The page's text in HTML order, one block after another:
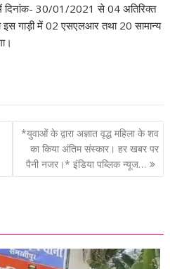
में दिनांक- 30/01/2021 से 04 अतिरिक्त
इस गाड़ी में 02 एसएलआर तथा 20 सामान्य
*युवाओं के द्वारा अज्ञात वृद्ध महिला के शव
का किया अंतिम संस्कार। हर खबर पर
पैनी नजर।* इंडिया पब्लिक न्यूज…